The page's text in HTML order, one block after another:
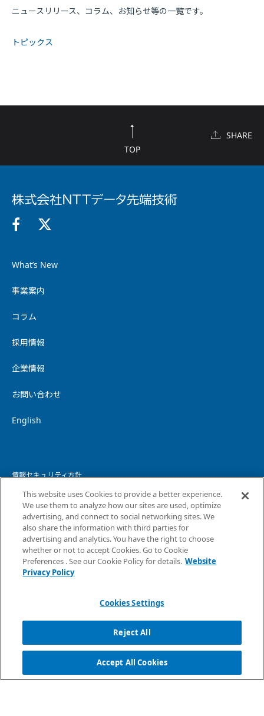
ニュースリリース、コラム、お知らせ等の一覧です。
トピックス
TOP
SHARE
What’s New
事業案内
コラム
採用情報
企業情報
お問い合わせ
English
情報セキュリティ方針
個人情報保護方針
個人情報の取り扱いについて
ウェブサイトプライバシーポリシー
コピーライト・免責事項
This website uses Cookies to provide a better experience.
We use them to analyze how our sites are used, optimize
advertising, and connect to social networking sites. We
also share the information with third parties for
advertising and analytics. You have the right to choose
whether or not to accept Cookies. Go to Cookie
Preferences . See our Cookie Policy for details. Website
Privacy Policy
Cookies Settings
Reject All
Accept All Cookies